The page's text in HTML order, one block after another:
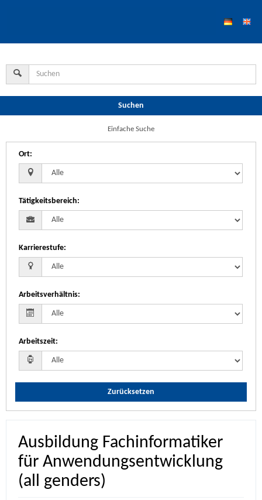
Suchen
Einfache Suche
Ort:
Tätigkeitsbereich:
Karrierestufe:
Arbeitsverhältnis:
Arbeitszeit:
Zurücksetzen
Ausbildung Fachinformatiker
für Anwendungsentwicklung
(all genders)